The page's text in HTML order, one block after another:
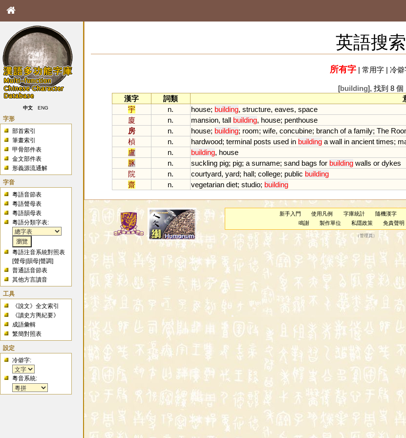
中文 ENG
字形
部首索引
筆畫索引
甲骨部件表
金文部件表
形義源流通解
字音
粵語音節表
粵語聲母表
粵語韻母表
粵語分類字表:
粵語注音系統對照表
[聲母 |韻母 |聲調]
普通話音節表
其他方言讀音
工具
《說文》全文索引
《讀史方輿紀要》
成語彙輯
繁簡對照表
設定
冷僻字:
粵音系統:
英語搜索
所有字| 常用字| 冷僻
[building], 找到 8 個
漢字
詞類
宇
n. house; building, structure, eaves, space
廈
n. mansion, tall building, house; penthouse
房
n. house; building; room; wife, concubine; branch of a family; The
楨
n. hardwood; terminal posts used in building a wall in ancient times;
盧
n. building, house
豚
n. suckling pig; pig; a surname; sand bags for building walls or dykes
院
n. courtyard, yard; hall; college; public building
齋
n. vegetarian diet; studio; building
新手入門 使用凡例 字庫統計 隨機漢字
鳴謝
製作單位 私隱政策 免責聲明
（管理員）